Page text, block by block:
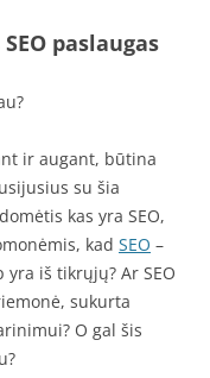
paslaugas
ir augant, būtina
su šia
kas yra SEO,
kad SEO –
iš tikrųjų? Ar SEO
sukurta
O gal šis